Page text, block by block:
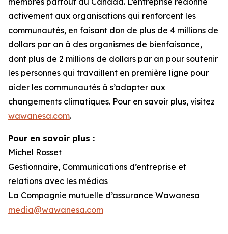
activement aux organisations qui renforcent les
communautés, en faisant don de plus de 4 millions de
dollars par an à des organismes de bienfaisance,
dont plus de 2 millions de dollars par an pour soutenir
les personnes qui travaillent en première ligne pour
aider les communautés à s’adapter aux
changements climatiques. Pour en savoir plus, visitez
wawanesa.com.
Pour en savoir plus :
Michel Rosset
Gestionnaire, Communications d’entreprise et
relations avec les médias
La Compagnie mutuelle d’assurance Wawanesa
media@wawanesa.com